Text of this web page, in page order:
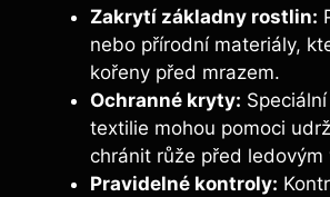
Zakrytí základny rostlin:
nebo přírodní materiály,
kořeny před mrazem.
Ochranné kryty:
textilie mohou pomoci
chránit růže před ledovým
Pravidelné kontroly: